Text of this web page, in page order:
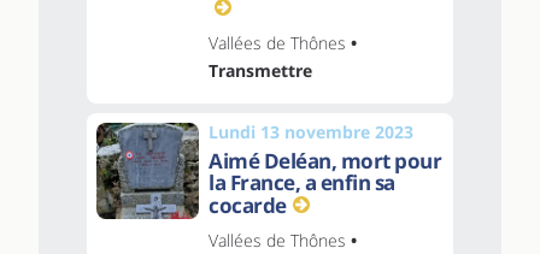
Vallées de Thônes •
Transmettre
Lundi 13 novembre 2023
Aimé Deléan, mort pour
la France, a enfin sa
cocarde
Vallées de Thônes •